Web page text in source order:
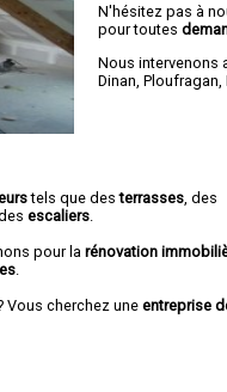
N'hésitez pas à
pour toutes
Nous intervenons
Dinan ,Ploufragan ,
tels que desterrasses , des
escaliers
pour la rénovation
Vous cherchez uneentreprise